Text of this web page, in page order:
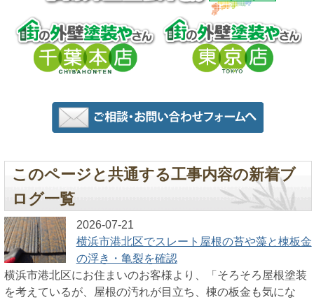
このページと共通する工事内容の新着ブ
ログ一覧
2026-07-21
横浜市港北区でスレート屋根の苔や藻と棟板金
の浮き・亀裂を確認
横浜市港北区にお住まいのお客様より、「そろそろ屋根塗装
を考えているが、屋根の汚れが目立ち、棟の板金も気にな